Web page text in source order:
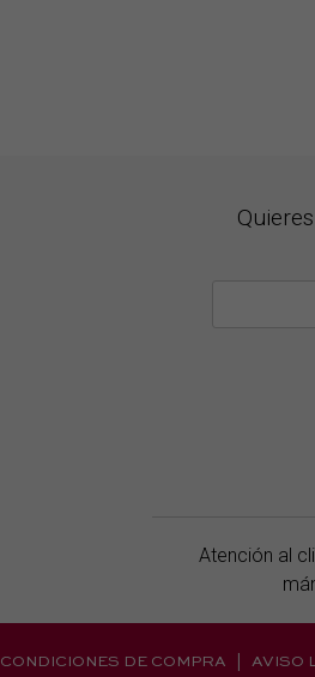
Atención al
CONDICIONES DE COMPRA AVISO